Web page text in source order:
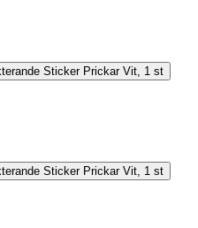
Sticker Prickar Vit, 1 st
Sticker Prickar Vit, 1 st